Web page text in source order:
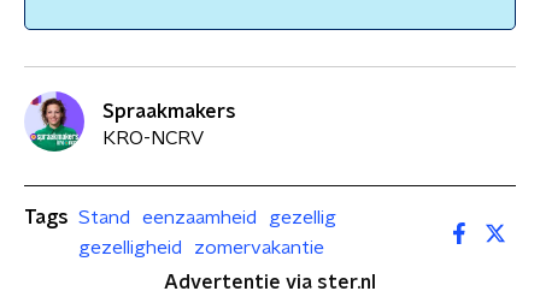
Spraakmakers
KRO-NCRV
Tags Stand eenzaamheid
gezellig
gezelligheid
zomervakantie
Advertentie via ster.nl